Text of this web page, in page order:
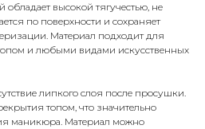
обладает высокой тягучестью, не
по поверхности и сохраняет
Материал подходит для
и любыми видами искусственных
липкого слоя после просушки.
топом, что значительно
маникюра. Материал можно